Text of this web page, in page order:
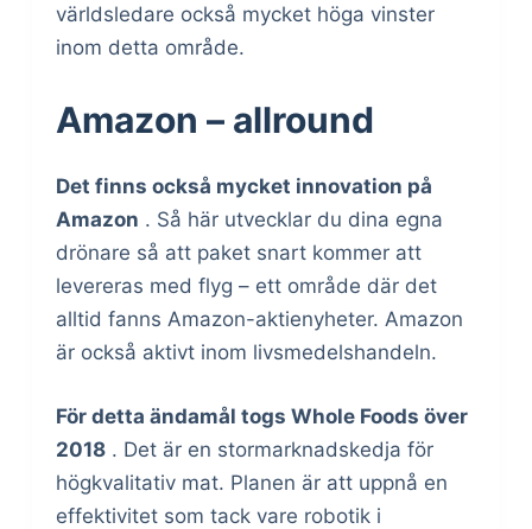
världsledare också mycket höga vinster
inom detta område.
Amazon – allround
Det finns också mycket innovation på
Amazon . Så här utvecklar du dina egna
drönare så att paket snart kommer att
levereras med flyg – ett område där det
alltid fanns Amazon-aktienyheter. Amazon
är också aktivt inom livsmedelshandeln.
För detta ändamål togs Whole Foods över
2018. Det är en stormarknadskedja för
högkvalitativ mat. Planen är att uppnå en
effektivitet som tack vare robotik i